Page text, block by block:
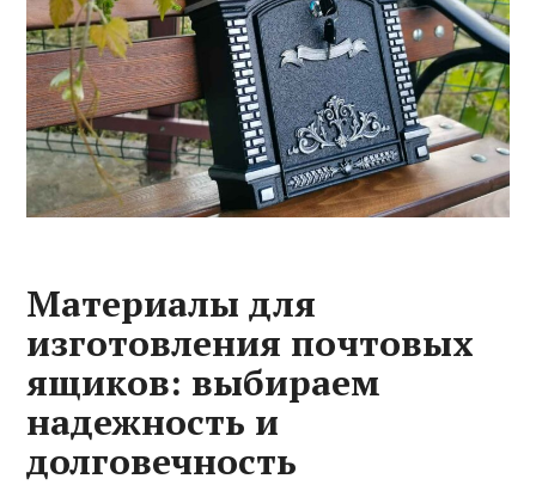
Материалы для
изготовления почтовых
ящиков: выбираем
надежность и
долговечность